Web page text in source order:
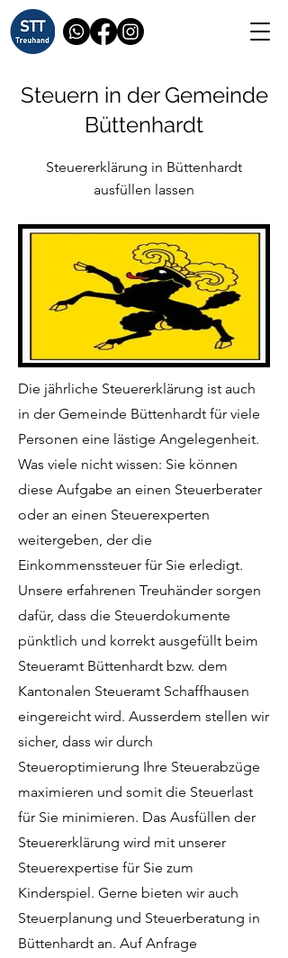
Steuern in der Gemeinde
Büttenhardt
Steuererklärung in Büttenhardt
ausfüllen lassen
Die jährliche Steuererklärung ist auch
in der Gemeinde Büttenhardt für viele
Personen eine lästige Angelegenheit.
Was viele nicht wissen: Sie können
diese Aufgabe an einen Steuerberater
oder an einen Steuerexperten
weitergeben, der die
Einkommenssteuer für Sie erledigt.
Unsere erfahrenen Treuhänder sorgen
dafür, dass die Steuerdokumente
pünktlich und korrekt ausgefüllt beim
Steueramt Büttenhardt bzw. dem
Kantonalen Steueramt Schaffhausen
eingereicht wird. Ausserdem stellen wir
sicher, dass wir durch
Steueroptimierung Ihre Steuerabzüge
maximieren und somit die Steuerlast
für Sie minimieren. Das Ausfüllen der
Steuererklärung wird mit unserer
Steuerexpertise für Sie zum
Kinderspiel. Gerne bieten wir auch
Steuerplanung und Steuerberatung in
Büttenhardt an. Auf Anfrage